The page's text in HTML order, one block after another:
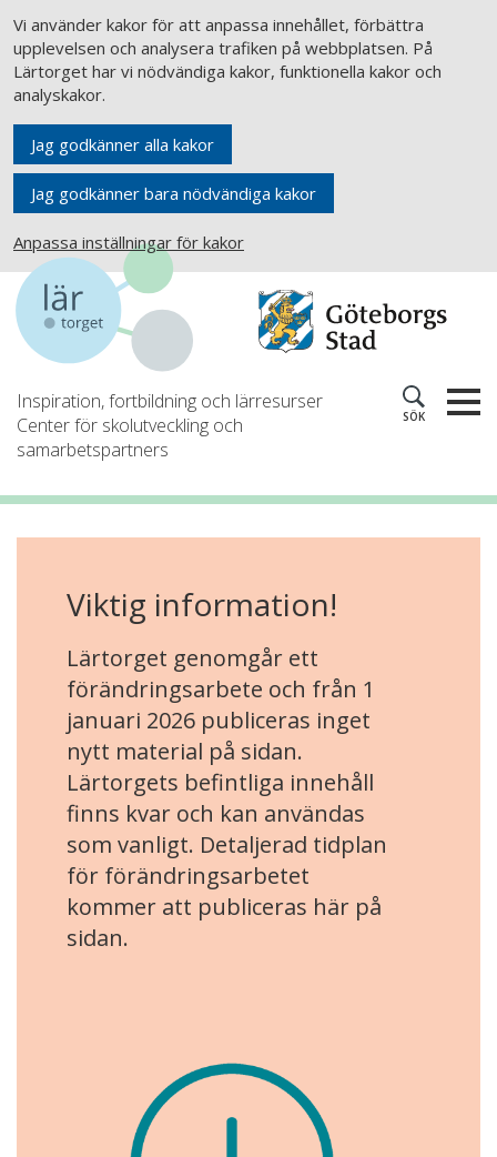
Vi använder kakor för att anpassa innehållet, förbättra
upplevelsen och analysera trafiken på webbplatsen. På
Lärtorget har vi nödvändiga kakor, funktionella kakor och
analyskakor.
Jag godkänner alla kakor
Jag godkänner bara nödvändiga kakor
Anpassa inställningar för kakor
Inspiration, fortbildning och lärresurser
Center för skolutveckling och
samarbetspartners
SÖK
Viktig information!
Lärtorget genomgår ett
förändringsarbete och från 1
januari 2026 publiceras inget
nytt material på sidan.
Lärtorgets befintliga innehåll
finns kvar och kan användas
som vanligt. Detaljerad tidplan
för förändringsarbetet
kommer att publiceras här på
sidan.